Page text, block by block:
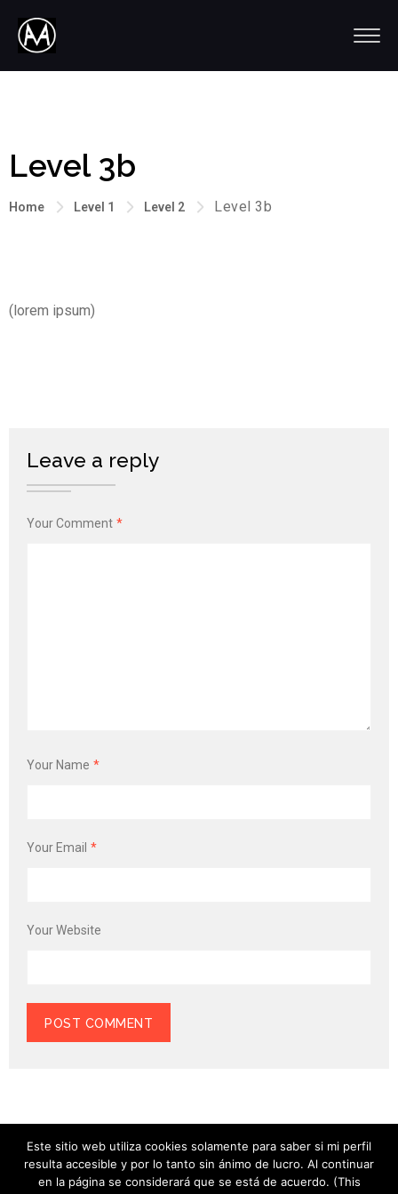
Level 3b
Home Level 1 Level 2 Level 3b
(lorem ipsum)
Leave a reply
Your Comment *
Your Name *
Your Email *
Your Website
Este sitio web utiliza cookies solamente para saber si mi perfil
resulta accesible y por lo tanto sin ánimo de lucro. Al continuar
en la página se considerará que se está de acuerdo. (This